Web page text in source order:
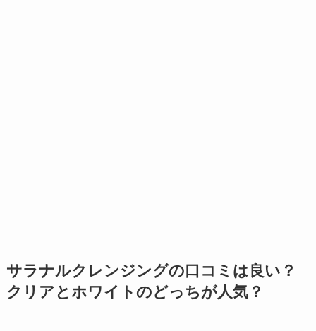
サラナルクレンジングの口コミは良い？
クリアとホワイトのどっちが人気？